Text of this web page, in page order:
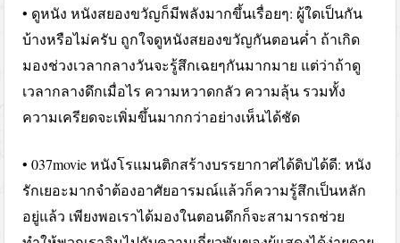
• ดูหนัง หนังสยองขวัญก็มีพลังมากขึ้นเรื่อยๆ: ผู้ใดเป็นกัน
บ้างหรือไม่ครับ ถูกใจดูหนังสยองขวัญกันตอนค่ำ ถ้าเกิด
มองช่วงเวลากลางวันจะรู้สึกเฉยๆกันมากมาย แต่ว่าถ้าดู
เวลากลางดึกเมื่อไร ความหวาดกลัว ความลุ้น รวมทั้ง
ความเครียดจะเพิ่มขึ้นมากกว่าอย่างเห็นได้ชัด
• 037movie หนังโรแมนติกสร้างบรรยากาศได้ดิบได้ดี: หนัง
รักเยอะมากจำต้องอาศัยอารมณ์แล้วก็ความรู้สึกเป็นหลัก
อยู่แล้ว เพียงพอเราได้มองในตอนดึกก็จะสามารถช่วย